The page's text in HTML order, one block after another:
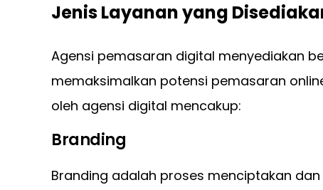
Jenis Layanan yang
Agensi pemasaran digital menyediakan
memaksimalkan potensi pemasaran
oleh agensi digital mencakup:
Branding
Branding adalah proses menciptakan